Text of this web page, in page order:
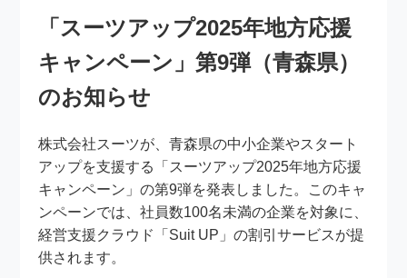
「スーツアップ2025年地方応援
キャンペーン」第9弾（青森県）
のお知らせ
株式会社スーツが、青森県の中小企業やスタート
アップを支援する「スーツアップ2025年地方応援
キャンペーン」の第9弾を発表しました。このキャ
ンペーンでは、社員数100名未満の企業を対象に、
経営支援クラウド「Suit UP」の割引サービスが提
供されます。